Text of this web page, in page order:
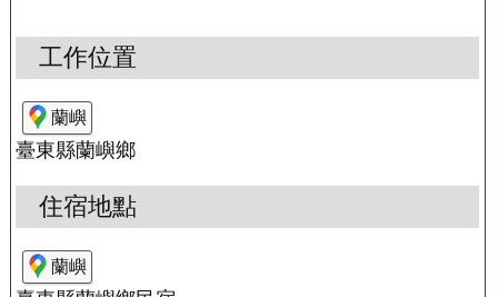
工作位置
蘭嶼
臺東縣蘭嶼鄉
住宿地點
蘭嶼